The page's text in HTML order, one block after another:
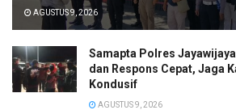
AGUSTUS 9, 2026
Samapta Polres
dan Respons Cepat, Jaga
Kondusif
AGUSTUS 9, 2026